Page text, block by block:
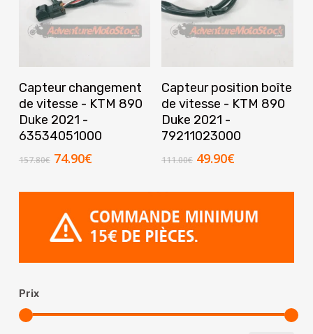
Prix
Ajouter Au Panier
Capteur changement
de vitesse - KTM 890
Duke 2021 -
63534051000
157.80€ Le
initial
157.80€.
74.90€Le
actuel
74.90€.
Ajouter Au Panier
Capteur position boîte
de vitesse - KTM 890
Duke 2021 -
79211023000
111.00€ Le
initial
111.00€.
49.90€Le
actuel
49.90€.